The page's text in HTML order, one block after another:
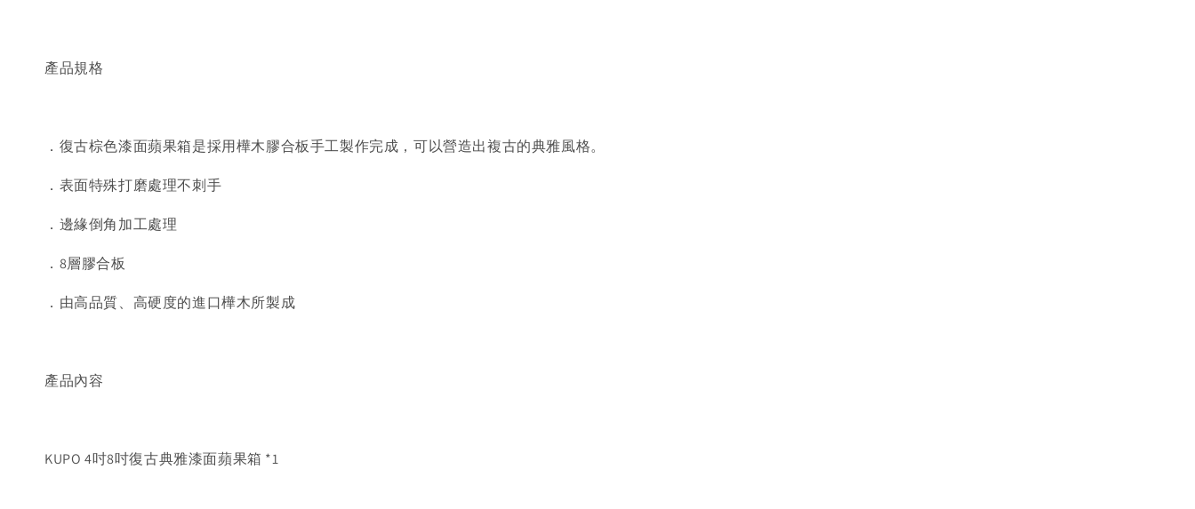
產品規格
．復古棕色漆面蘋果箱是採用樺木膠合板手工製作完成，可以營造出複古的典雅風格。
．表面特殊打磨處理不刺手
．邊緣倒角加工處理
．8層膠合板
．由高品質、高硬度的進口樺木所製成
產品內容
KUPO 4吋8吋復古典雅漆面蘋果箱 *1